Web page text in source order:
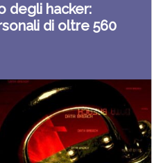
degli hacker:
di oltre 560